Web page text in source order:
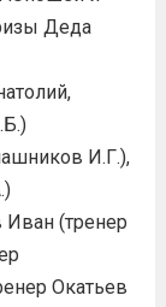
Деда
И.Г.),
(тренер
Окатьев